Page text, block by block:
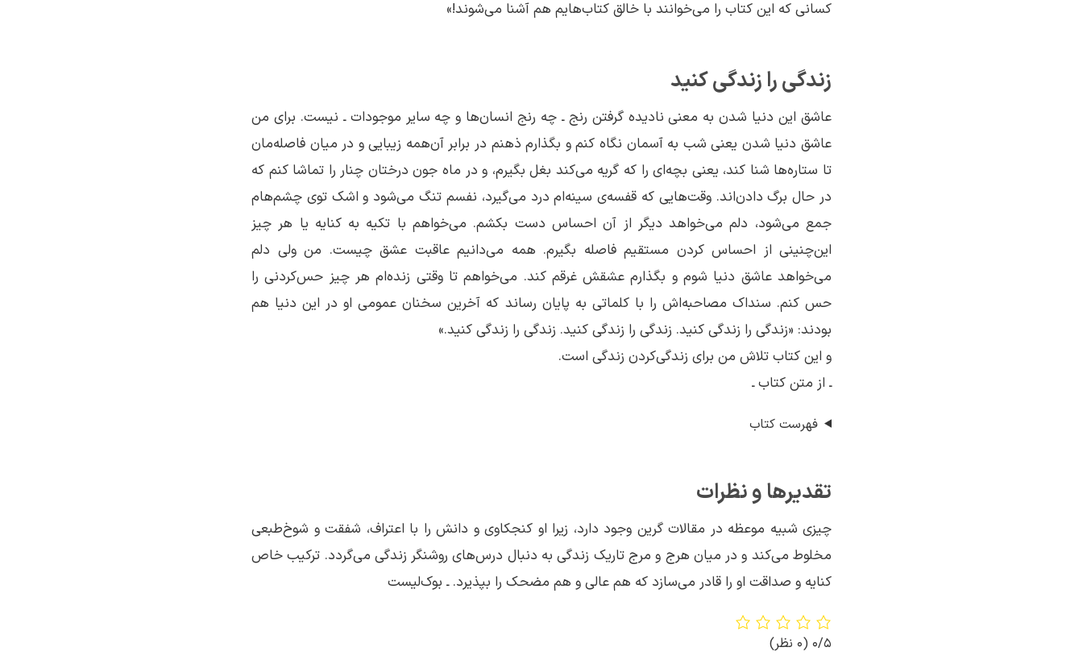
کسانی که این کتاب را می‌خوانند با خالق کتاب‌هایم هم آشنا می‌شوند!»
زندگی را زندگی کنید
عاشق این دنیا شدن به معنی نادیده گرفتن رنج ـ چه رنج انسان‌ها و چه سایر موجودات ـ نیست. برای من
عاشق دنیا شدن یعنی شب به آسمان نگاه کنم و بگذارم ذهنم در برابر آن‌همه زیبایی و در میان فاصله‌مان
تا ستاره‌ها شنا کند، یعنی بچه‌ای را که گریه می‌کند بغل بگیرم، و در ماه جون درختان چنار را تماشا کنم که
در حال برگ دادن‌اند. وقت‌هایی که قفسه‌ی سینه‌ام درد می‌گیرد، نفسم تنگ می‌شود و اشک توی چشم‌هام
جمع می‌شود، دلم می‌خواهد دیگر از آن احساس دست بکشم. می‌خواهم با تکیه به کنایه یا هر چیز
این‌چنینی از احساس کردن مستقیم فاصله بگیرم. همه می‌دانیم عاقبت عشق چیست. من ولی دلم
می‌خواهد عاشق دنیا شوم و بگذارم عشقش غرقم کند. می‌خواهم تا وقتی زنده‌ام هر چیز حس‌کردنی را
حس کنم. سنداک مصاحبه‌اش را با کلماتی به پایان رساند که آخرین سخنان عمومی او در این دنیا هم
بودند: «زندگی را زندگی کنید. زندگی را زندگی کنید. زندگی را زندگی کنید.»
و این کتاب تلاش من برای زندگی‌کردن زندگی است.
ـ از متن کتاب ـ
فهرست کتاب
تقدیرها و نظرات
چیزی شبیه موعظه در مقالات گرین وجود دارد، زیرا او کنجکاوی و دانش را با اعتراف، شفقت و شوخ‌طبعی
مخلوط می‌کند و در میان هرج و مرج تاریک زندگی به دنبال درس‌های روشنگر زندگی می‌گردد. ترکیب خاص
کنایه و صداقت او را قادر می‌سازد که هم عالی و هم مضحک را بپذیرد. ـ بوک‌لیست
0/5 (0 نظر)